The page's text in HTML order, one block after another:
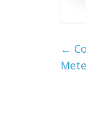
←